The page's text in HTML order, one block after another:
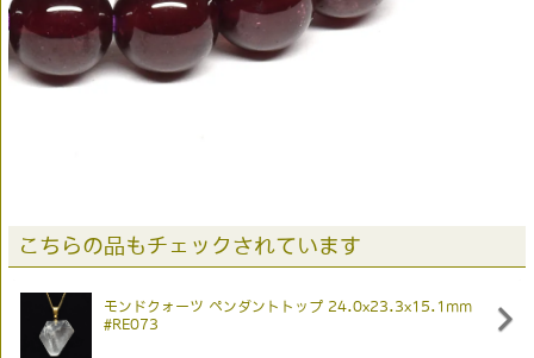
こちらの品もチェックされています
モンドクォーツ ペンダントトップ 24.0x23.3x15.1mm
#RE073